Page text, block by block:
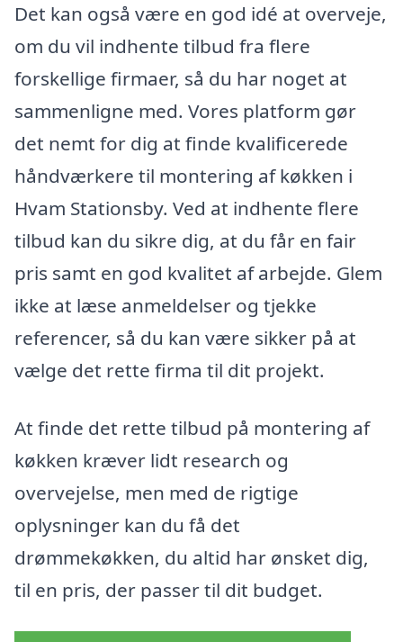
Det kan også være en god idé at overveje,
om du vil indhente tilbud fra flere
forskellige firmaer, så du har noget at
sammenligne med. Vores platform gør
det nemt for dig at finde kvalificerede
håndværkere til montering af køkken i
Hvam Stationsby. Ved at indhente flere
tilbud kan du sikre dig, at du får en fair
pris samt en god kvalitet af arbejde. Glem
ikke at læse anmeldelser og tjekke
referencer, så du kan være sikker på at
vælge det rette firma til dit projekt.
At finde det rette tilbud på montering af
køkken kræver lidt research og
overvejelse, men med de rigtige
oplysninger kan du få det
drømmekøkken, du altid har ønsket dig,
til en pris, der passer til dit budget.